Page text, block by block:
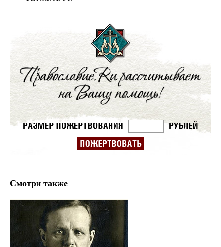
Смотри также